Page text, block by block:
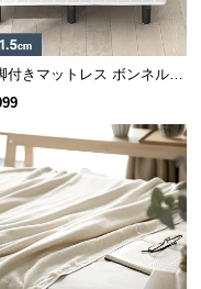
約20㎏
必要なし。商品が
けます。
付きマットレス ボンネルコ